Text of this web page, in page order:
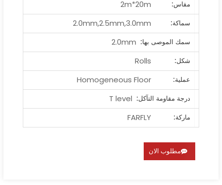
مقاس:
2m*20m
سماكة:
2.0mm,2.5mm,3.0mm
سمك الموصى بها: 2.0mm
شكل:
Rolls
عملية:
Homogeneous Floor
درجة مقاومة التآكل: T level
ماركة:
FARFLY
مطلوب الان